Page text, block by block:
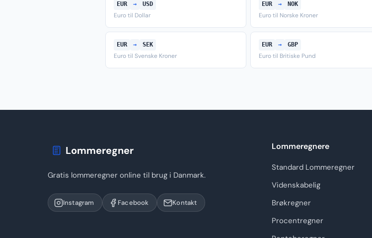
EUR → USD
Euro til Dollar
EUR → NOK
Euro til Norske Kroner
EUR → SEK
Euro til Svenske Kroner
EUR → GBP
Euro til Britiske Pund
Lommeregner
Gratis lommeregner online til brug i Danmark.
Instagram Facebook Kontakt
Lommeregnere
Standard Lommeregner
Videnskabelig
Brøkregner
Procentregner